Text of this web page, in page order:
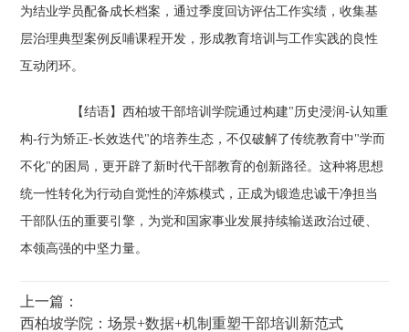
为结业学员配备成长档案，通过季度回访评估工作实绩，收集基
层治理典型案例反哺课程开发，形成教育培训与工作实践的良性
互动闭环。
【结语】西柏坡干部培训学院通过构建"历史浸润-认知重
构-行为矫正-长效迭代"的培养生态，不仅破解了传统教育中"学而
不化"的困局，更开辟了新时代干部教育的创新路径。这种将思想
统一性转化为行动自觉性的淬炼模式，正成为锻造忠诚干净担当
干部队伍的重要引擎，为党和国家事业发展持续输送政治过硬、
本领高强的中坚力量。
上一篇：
西柏坡学院：场景+数据+机制重塑干部培训新范式